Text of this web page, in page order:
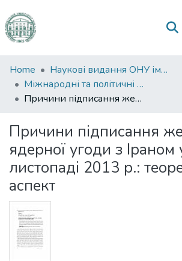
Communities
&
Collections
Statistics
Home
Наукові видання ОНУ імені І. І. Мечникова
Міжнародні та політичні дослідження
Причини підписання женевської ядерної угоди з Іраном у листопаді 2013 р.: теоретичний аспект
Причини підписання
ядерної угоди з Іраном
листопаді 2013 р.:
аспект